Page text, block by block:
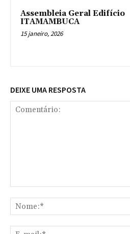
Assembleia Geral Edifício
ITAMAMBUCA
15 janeiro, 2026
DEIXE UMA RESPOSTA